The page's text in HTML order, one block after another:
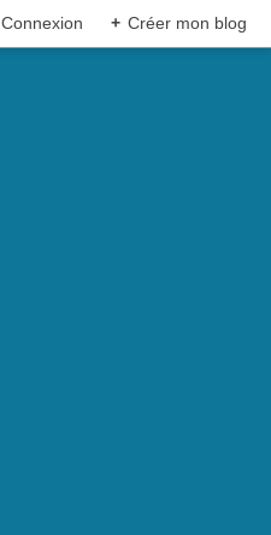
Connexion + Créer mon blog